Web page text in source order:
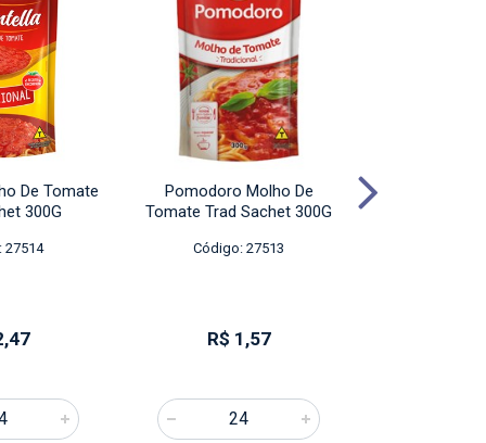
De Tomate
300G
27514
Pomodoro Molho De
Tomate Trad Sachet 300G
Código: 27513
R$ 1,57